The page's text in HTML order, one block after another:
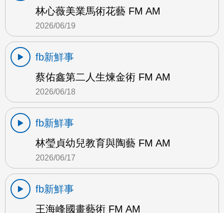
林心薇美業馬術花藝 FM AM
2026/06/19
fb新鮮事
蔡佑鑫第二人生煉金術 FM AM
2026/06/18
fb新鮮事
林瑩貞幼兒教育與陶藝 FM AM
2026/06/17
fb新鮮事
王海峰國畫藝術 FM AM